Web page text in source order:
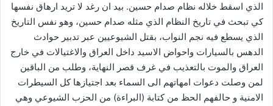
الذي اسقط خلاله نظام صدام حسين. بيد ان رغد لا تريد ارهاق نفسها
كي تبحث في تاريخ النظام الذي مثله صدام حسين، وهو نفس التاريخ
الذي يسطع فيه نجم النواب، بقتل الشيوعيين عبر تدبير حوادث
الدهس بالسيارات واحواض الاسيد داخل العراق والاغتيالات في خارج
العراق والموت بالتعذيب في غرف قصر النهاية، وطلب من الباقين
لمن وصلت دعوات امهاتهم الى السماء بعد اجتيازها كل السيطرات
الامنية و حالفهم الحظ من كتابة (البراءة) من الحزب الشيوعي وهي